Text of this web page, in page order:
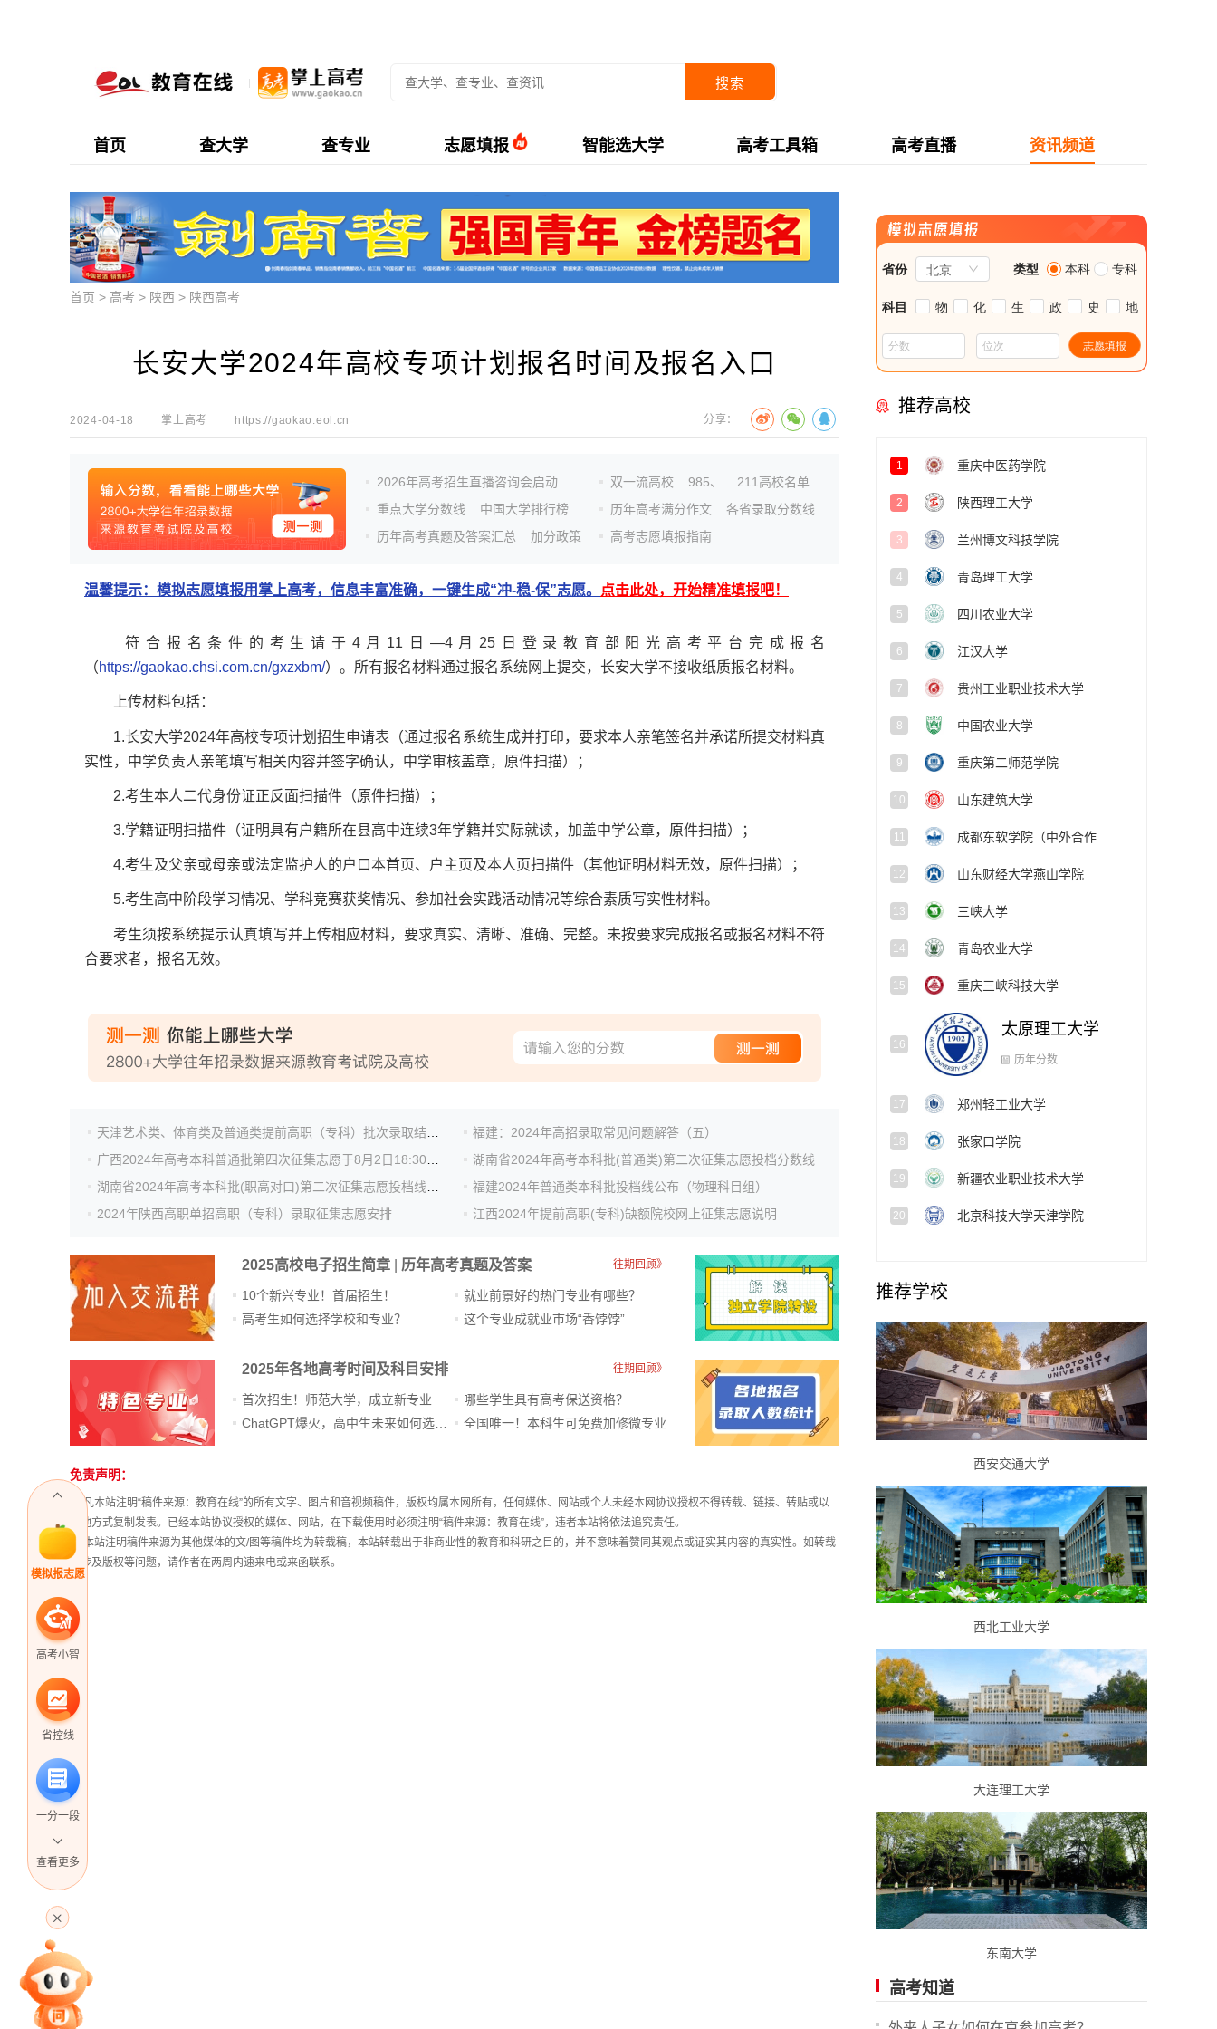
搜索
首页 查大学 查专业 志愿填报 智能选大学 高考工具箱 高考直播 资讯频道
模拟报志愿
高考小智
省控线
一分一段
专家指导课
查看更多
首页 > 高考 > 陕西 > 陕西高考
长安大学2024年高校专项计划报名时间及报名入口
2024-04-18 掌上高考 https://gaokao.eol.cn 分享：
2026年高考招生直播咨询会启动
重点大学分数线
中国大学排行榜
历年高考真题及答案汇总
加分政策
双一流高校 985、
211高校名单
历年高考满分作文
各省录取分数线
高考志愿填报指南
温馨提示：模拟志愿填报用掌上高考，信息丰富准确，一键生成“冲-稳-保”志愿。 点击此处，开始精准填报吧！
符合报名条件的考生请于4月11日—4月25日登录教育部阳光高考平台完成报名
（https://gaokao.chsi.com.cn/gxzxbm/）。所有报名材料通过报名系统网上提交，长安大学不接收纸质报名材料。
上传材料包括：
1.长安大学2024年高校专项计划招生申请表（通过报名系统生成并打印，要求本人亲笔签名并承诺所提交材料真
实性，中学负责人亲笔填写相关内容并签字确认，中学审核盖章，原件扫描）；
2.考生本人二代身份证正反面扫描件（原件扫描）；
3.学籍证明扫描件（证明具有户籍所在县高中连续3年学籍并实际就读，加盖中学公章，原件扫描）；
4.考生及父亲或母亲或法定监护人的户口本首页、户主页及本人页扫描件（其他证明材料无效，原件扫描）；
5.考生高中阶段学习情况、学科竞赛获奖情况、参加社会实践活动情况等综合素质写实性材料。
考生须按系统提示认真填写并上传相应材料，要求真实、清晰、准确、完整。未按要求完成报名或报名材料不符
合要求者，报名无效。
福建：2024年高招录取常见问题解答（五）
湖南省2024年高考本科批(普通类)第二次征集志愿投档分数线
福建2024年普通类本科批投档线公布（物理科目组）
2024年陕西高职单招高职（专科）录取征集志愿安排
江西2024年提前高职(专科)缺额院校网上征集志愿说明
2025高校电子招生简章 历年高考真题及答案 往期回顾》
10个新兴专业！首届招生！
高考生如何选择学校和专业？
就业前景好的热门专业有哪些？
这个专业成就业市场“香饽饽”​
2025年各地高考时间及科目安排 往期回顾》
首次招生！师范大学，成立新专业
哪些学生具有高考保送资格？
全国唯一！本科生可免费加修微专业
站
长
计
免责声明：
① 凡本站注明“稿件来源：教育在线”的所有文字、图片和音视频稿件，版权均属本网所有，任何媒体、网站或个人未经本网协议授权不得转载、链接、转贴或以
其他方式复制发表。已经本站协议授权的媒体、网站，在下载使用时必须注明“稿件来源：教育在线”，违者本站将依法追究责任。
② 本站注明稿件来源为其他媒体的文/图等稿件均为转载稿，本站转载出于非商业性的教育和科研之目的，并不意味着赞同其观点或证实其内容的真实性。如转载
稿涉及版权等问题，请作者在两周内速来电或来函联系。
推荐高校
1 重庆中医药学院
2 陕西理工大学
3 兰州博文科技学院
4 青岛理工大学
5 四川农业大学
6 江汉大学
7 贵州工业职业技术大学
8 中国农业大学
9 重庆第二师范学院
10 山东建筑大学
11
12 山东财经大学燕山学院
13 三峡大学
14 青岛农业大学
15 重庆三峡科技大学
16
太原理工大学
历年分数
17 郑州轻工业大学
18 张家口学院
19 新疆农业职业技术大学
20 北京科技大学天津学院
推荐学校
西安交通大学
西北工业大学
大连理工大学
东南大学
高考知道